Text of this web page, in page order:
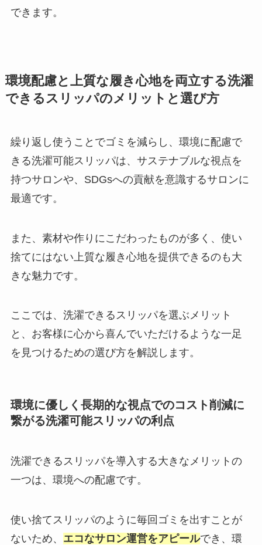
できます。
環境配慮と上質な履き心地を両立する洗濯
できるスリッパのメリットと選び方
繰り返し使うことでゴミを減らし、環境に配慮で
きる洗濯可能スリッパは、サステナブルな視点を
持つサロンや、SDGsへの貢献を意識するサロンに
最適です。
また、素材や作りにこだわったものが多く、使い
捨てにはない上質な履き心地を提供できるのも大
きな魅力です。
ここでは、洗濯できるスリッパを選ぶメリット
と、お客様に心から喜んでいただけるような一足
を見つけるための選び方を解説します。
環境に優しく長期的な視点でのコスト削減に
繋がる洗濯可能スリッパの利点
洗濯できるスリッパを導入する大きなメリットの
一つは、環境への配慮です。
使い捨てスリッパのように毎回ゴミを出すことが
ないため、 エコなサロン運営をアピールでき、環